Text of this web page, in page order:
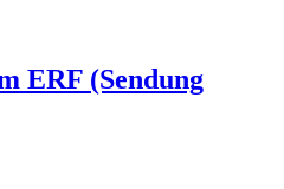
ERF (Sendung